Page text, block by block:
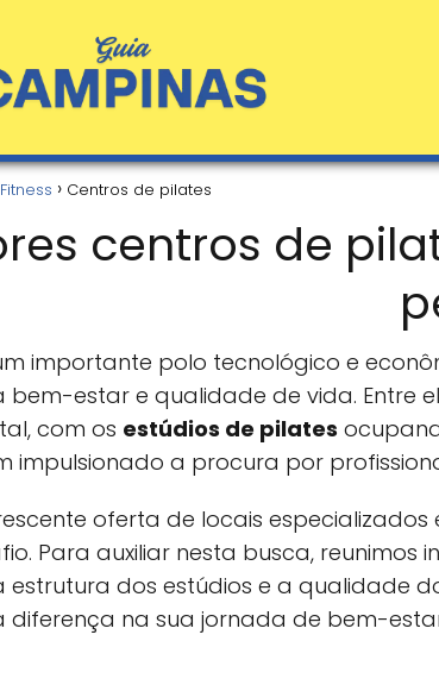
Fitness Centros de pilates
centros de
importante polo tecnológico e
bem-estar e qualidade de vida. Entre
com os estúdios de pilates
impulsionado a procura por
oferta de locais
Para auxiliar nesta busca,
estrutura dos estúdios e a qualidade
diferença na sua jornada de bem-